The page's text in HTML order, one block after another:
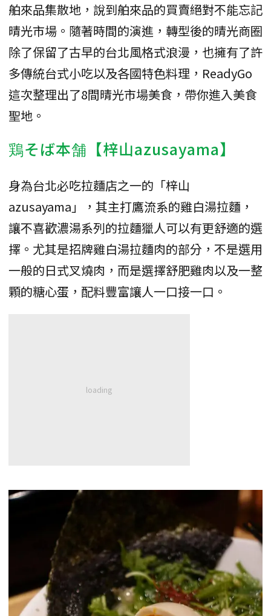
舶來品集散地，說到舶來品的買賣絕對不能忘記
晴光市場。隨著時間的演進，轉型後的晴光商圈
除了保留了古早的台北風格式浪漫，也擁有了許
多傳統台式小吃以及各國特色料理，ReadyGo
這次整理出了8間晴光市場美食，帶你進入美食
聖地。
鶏そば本舗【梓山azusayama】
身為台北必吃拉麵店之一的「梓山
azusayama」，其主打鷹流系的雞白湯拉麵，
讓不喜歡濃湯系列的拉麵獵人可以有更舒適的選
擇。尤其是招牌雞白湯拉麵肉的部分，不是選用
一般的日式叉燒肉，而是選擇舒肥雞肉以及一整
顆的糖心蛋，配料豐富讓人一口接一口。